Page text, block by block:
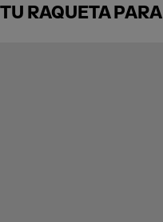
TU RAQUETA